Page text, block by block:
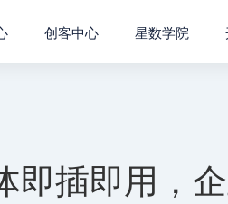
创客中心 星数学院
即插即用，